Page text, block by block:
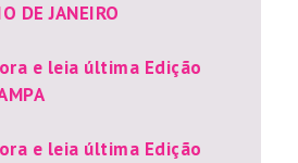
DE JANEIRO
e leia última Edição
e leia última Edição